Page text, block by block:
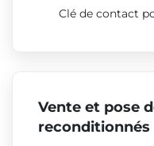
Clé de contact
Vente et pose
reconditionnés